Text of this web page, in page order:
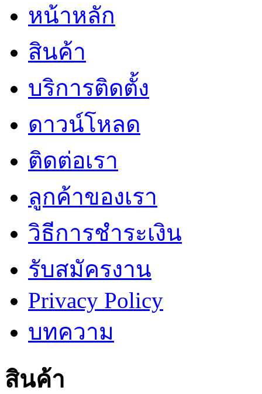
หน้าหลัก
สินค้า
บริการติดตั้ง
ดาวน์โหลด
ติดต่อเรา
ลูกค้าของเรา
วิธีการชำระเงิน
รับสมัครงาน
Privacy Policy
บทความ
สินค้า